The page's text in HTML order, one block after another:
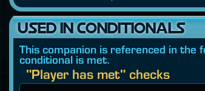
USED IN CONDITIONALS
This companion is referenced in the
conditional is met.
"Player has met" checks